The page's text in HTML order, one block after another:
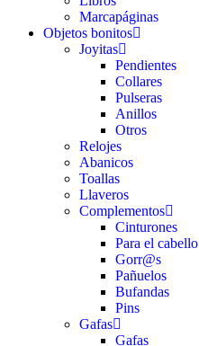
Marcapáginas
Objetos bonitos
Joyitas
Pendientes
Collares
Pulseras
Anillos
Otros
Relojes
Abanicos
Toallas
Llaveros
Complementos
Cinturones
Para el cabello
Gorr@s
Pañuelos
Bufandas
Pins
Gafas
Gafas